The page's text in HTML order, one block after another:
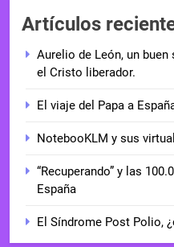
Artículos
Aurelio de León, un
el Cristo liberador.
El viaje del Papa a
NotebooKLM y sus
“Recuperando” y las
España
El Síndrome Post Polio,